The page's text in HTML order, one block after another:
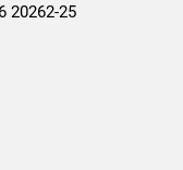
20262-25